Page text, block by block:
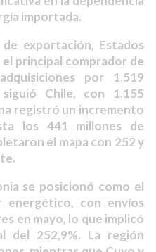
importada.
exportación, Estados
principal comprador de
por 1.519
Chile, con 1.155
registró un incremento
los 441 millones de
el mapa con 252 y
se posicionó como el
energético, con envíos
en mayo, lo que implicó
del 252,9%. La región